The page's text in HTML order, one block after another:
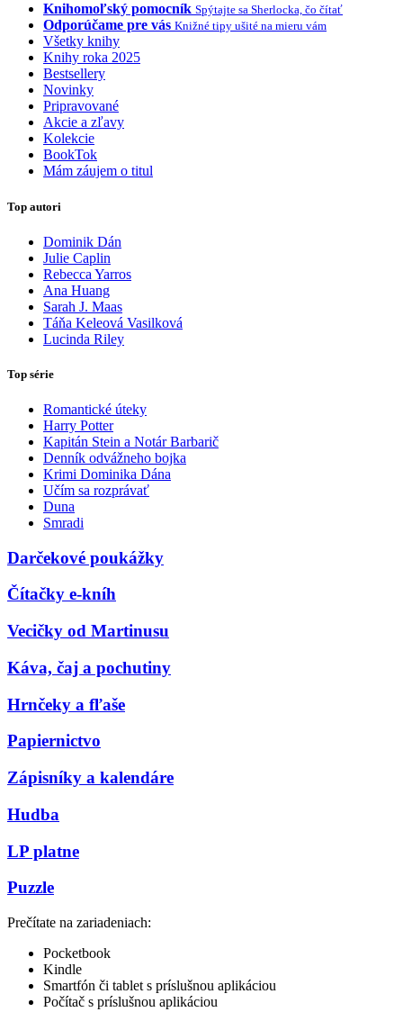
Knihomoľský pomocník Spýtajte sa Sherlocka, čo čítať
Odporúčame pre vás Knižné tipy ušité na mieru vám
Všetky knihy
Knihy roka 2025
Bestsellery
Novinky
Pripravované
Akcie a zľavy
Kolekcie
BookTok
Mám záujem o titul
Top autori
Dominik Dán
Julie Caplin
Rebecca Yarros
Ana Huang
Sarah J. Maas
Táňa Keleová Vasilková
Lucinda Riley
Top série
Romantické úteky
Harry Potter
Kapitán Stein a Notár Barbarič
Denník odvážneho bojka
Krimi Dominika Dána
Učím sa rozprávať
Duna
Smradi
Darčekové poukážky
Čítačky e-kníh
Vecičky od Martinusu
Káva, čaj a pochutiny
Hrnčeky a fľaše
Papiernictvo
Zápisníky a kalendáre
Hudba
LP platne
Puzzle
Prečítate na zariadeniach:
Pocketbook
Kindle
Smartfón či tablet s príslušnou aplikáciou
Počítač s príslušnou aplikáciou